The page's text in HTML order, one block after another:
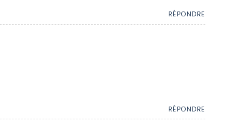
RÉPONDRE
RÉPONDRE